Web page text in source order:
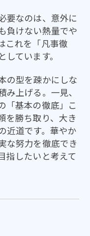
要なのは、意外に
負けない熱量でや
これを「凡事徹
ています。
の型を疎かにしな
上げる。一見、
「基本の徹底」こ
を勝ち取り、大き
近道です。華やか
な努力を徹底でき
指したいと考えて